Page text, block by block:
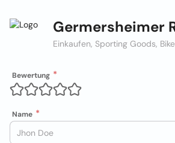
Germersheimer
Einkaufen, Sporting Goods,
Bewertung
Name